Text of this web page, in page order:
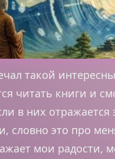
такой
читать книги и
в них отражается
словно это про
мои радости,